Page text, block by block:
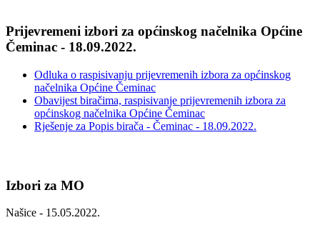
Prijevremeni izbori za općinskog načelnika Općine
Čeminac - 18.09.2022.
Odluka o raspisivanju prijevremenih izbora za općinskog
načelnika Općine Čeminac
Obavijest biračima, raspisivanje prijevremenih izbora za
općinskog načelnika Općine Čeminac
Rješenje za Popis birača - Čeminac - 18.09.2022.
Izbori za MO
Našice - 15.05.2022.